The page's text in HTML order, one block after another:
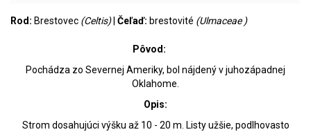
Rod: Brestovec (Celtis)| Čeľaď: brestovité (Ulmaceae )
Pôvod:
Pochádza zo Severnej Ameriky, bol nájdený v juhozápadnej
Oklahome.
Opis:
Strom dosahujúci výšku až 10 - 20 m. Listy užšie, podlhovasto